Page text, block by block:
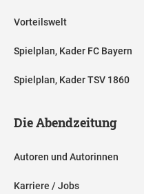
Vorteilswelt
Spielplan, Kader FC Bayern
Spielplan, Kader TSV 1860
Die Abendzeitung
Autoren und Autorinnen
Karriere / Jobs